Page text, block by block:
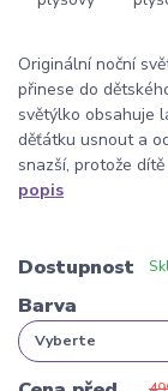
Originální noční
přinese do
světýlko obsahuje
děťátku usnout a
snazší, protože
popis
Dostupnost
Barva